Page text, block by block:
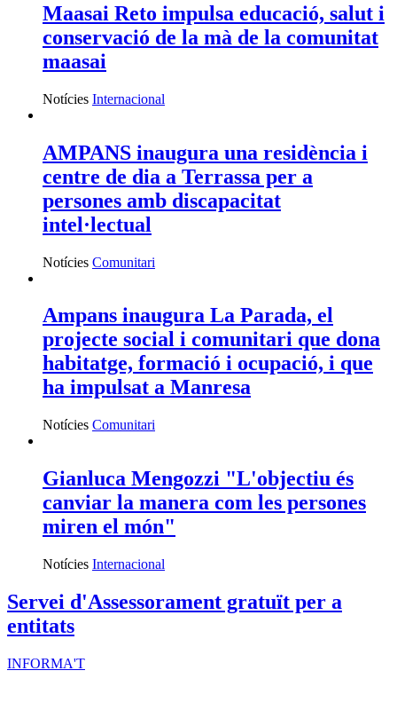
Maasai Reto impulsa educació, salut i
conservació de la mà de la comunitat
maasai
Notícies Internacional
AMPANS inaugura una residència i
centre de dia a Terrassa per a
persones amb discapacitat
intel·lectual
Notícies Comunitari
Ampans inaugura La Parada, el
projecte social i comunitari que dona
habitatge, formació i ocupació, i que
ha impulsat a Manresa
Notícies Comunitari
Gianluca Mengozzi "L'objectiu és
canviar la manera com les persones
miren el món"
Notícies Internacional
Servei d'Assessorament gratuït per a
entitats
INFORMA'T